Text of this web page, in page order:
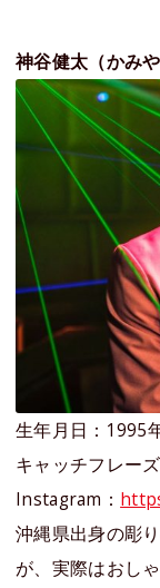
神谷健太（かみや
生年月日：1995
キャッチフレー
Instagram：
沖縄県出身の彫
が、実際はおし